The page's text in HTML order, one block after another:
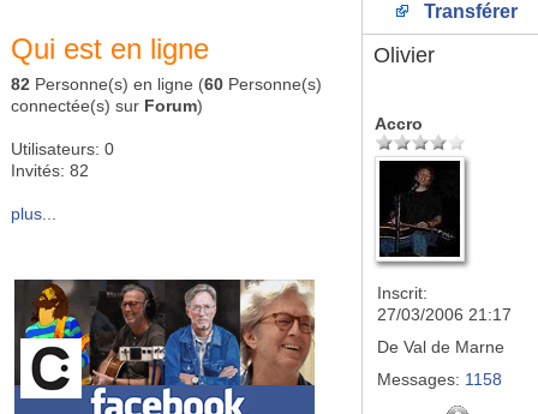
Qui est en ligne
82 Personne(s) en ligne (60 Personne(s)
connectée(s) sur Forum)
Utilisateurs: 0
Invités: 82
plus...
Transférer
Olivier
Accro
Inscrit:
27/03/2006 21:17
De Val de Marne
Messages: 1158